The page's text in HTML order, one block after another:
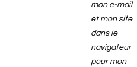
mon e-mail
et mon site
dans le
navigateur
pour mon